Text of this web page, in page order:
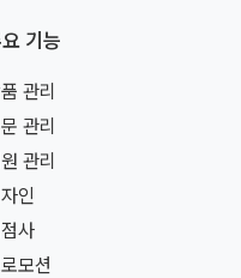
기능
관리
관리
관리
인
사
모션